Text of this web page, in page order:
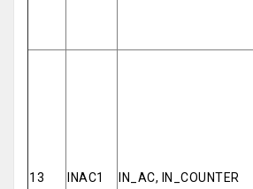
13 INAC1 IN_AC, IN_COUNTER